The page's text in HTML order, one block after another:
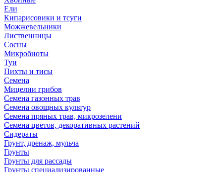
Ели
Кипарисовики и тсуги
Можжевельники
Лиственницы
Сосны
Микробиоты
Туи
Пихты и тисы
Семена
Мицелии грибов
Семена газонных трав
Семена овощных культур
Семена пряных трав, микрозелени
Семена цветов, декоративных растений
Сидераты
Грунт, дренаж, мульча
Грунты
Грунты для рассады
Грунты специализированные